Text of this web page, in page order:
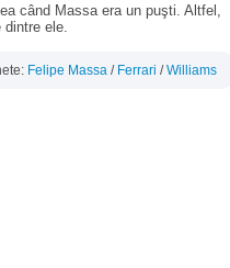
când Massa era un puşti. Altfel,
ele.
Felipe Massa / Ferrari /Williams